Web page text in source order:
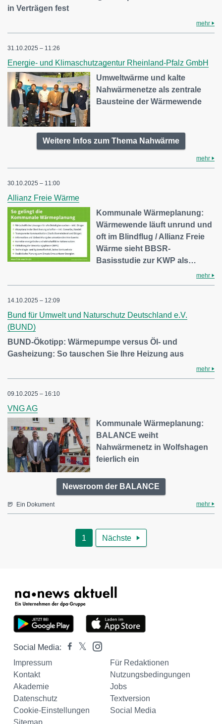
in Verträgen fest
mehr
31.10.2025 – 11:26
Energie- und Klimaschutzagentur Rheinland-Pfalz GmbH
Umweltwärme und kalte
Nahwärmenetze als zentrale
Bausteine der Wärmewende
Weitere Infos zum Thema Nahwärme
mehr
30.10.2025 – 11:00
Allianz Freie Wärme
Kommunale Wärmeplanung:
Wärmewende läuft unrund und
oft im Blindflug / Allianz Freie
Wärme sieht BBSR-
Basisstudie zur KWP als…
mehr
14.10.2025 – 12:09
Bund für Umwelt und Naturschutz Deutschland e.V.
(BUND)
BUND-Ökotipp: Wärmepumpe versus Öl- und
Gasheizung: So tauschen Sie Ihre Heizung aus
mehr
09.10.2025 – 16:10
VNG AG
Kommunale Wärmeplanung:
BALANCE weiht
Nahwärmenetz in Wolfshagen
feierlich ein
Newsroom der BALANCE
Ein Dokument mehr
1 Nächste 
Social Media:
Impressum
Für Redaktionen
Kontakt
Nutzungsbedingungen
Akademie
Jobs
Datenschutz
Textversion
Cookie-Einstellungen
Social Media
Sitemap